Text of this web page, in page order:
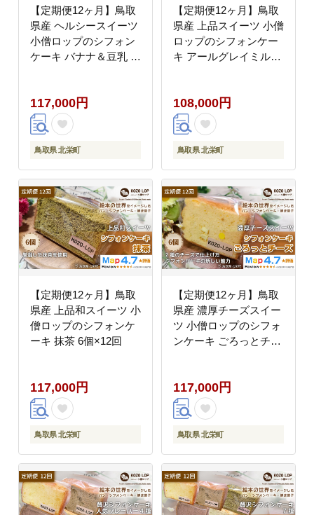
【定期便12ヶ月】鳥取
県産 ヘルシースイーツ
小僧ロップのシフォン
ケーキ バナナ＆豆乳 6
117,000円
鳥取県 北栄町
【定期便12ヶ月】鳥取
県産 上品スイーツ 小僧
ロップのシフォンケー
キ アールグレイミルク
108,000円
鳥取県 北栄町
【定期便12ヶ月】鳥取
県産 上品和スイーツ 小
僧ロップのシフォンケ
ーキ 抹茶 6個×12回
117,000円
鳥取県 北栄町
【定期便12ヶ月】鳥取
県産 濃厚チーズスイー
ツ 小僧ロップのシフォ
ンケーキ ごろっとチー
117,000円
鳥取県 北栄町